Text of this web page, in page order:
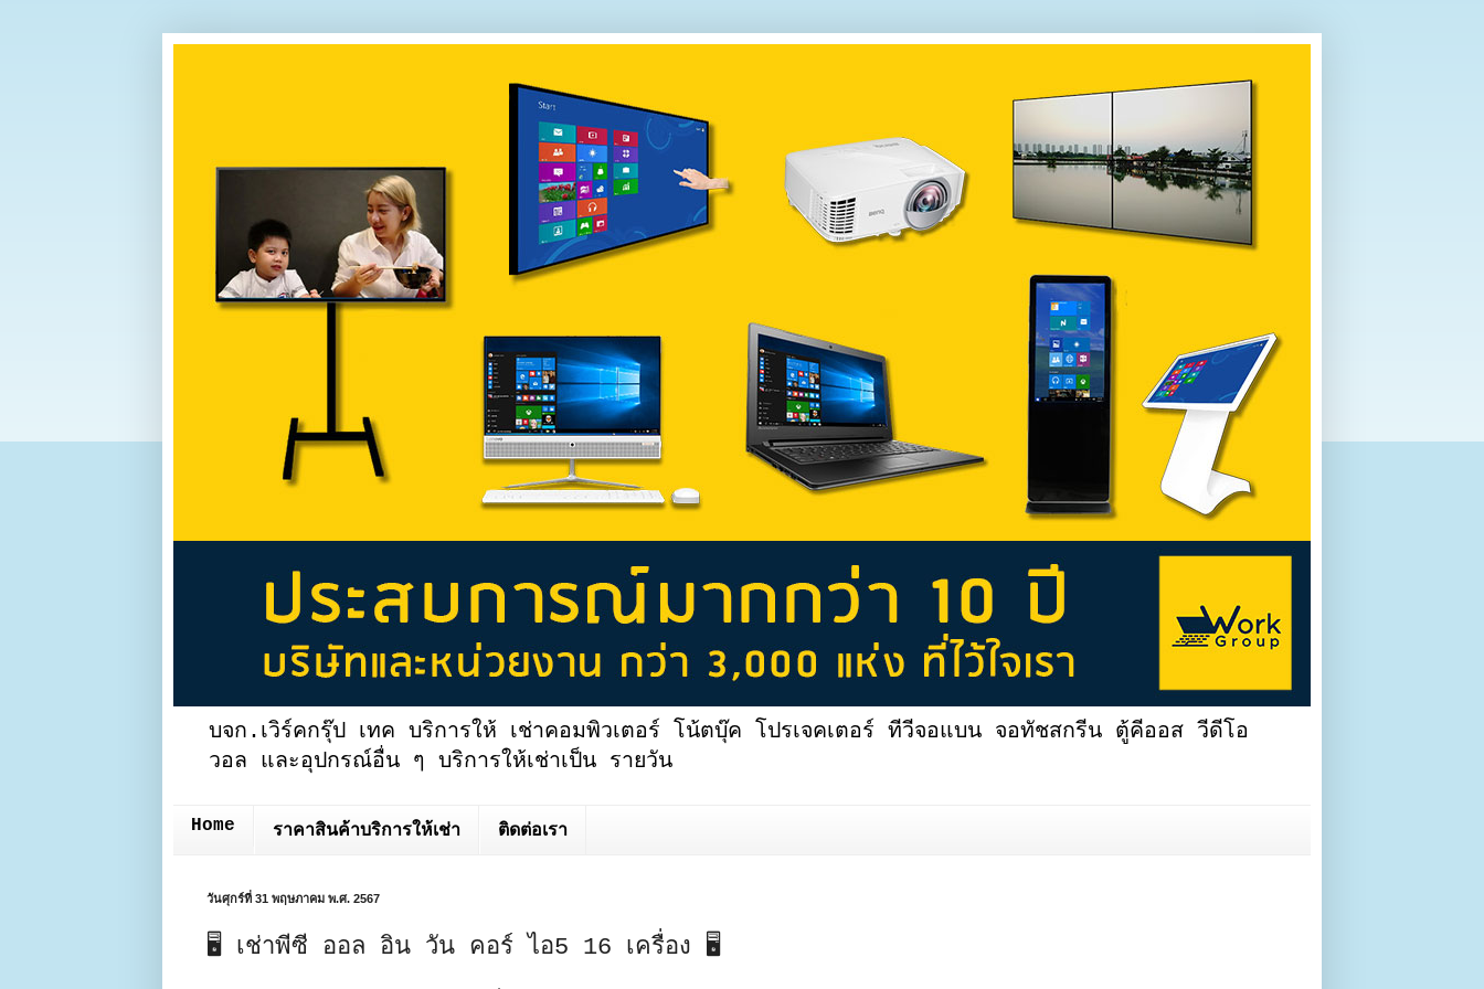
บจก.เวิร์คกรุ๊ป เทค บริการให้ เช่าคอมพิวเตอร์ โน้ตบุ๊ค โปรเจคเตอร์ ทีวีจอแบน จอทัชสกรีน ตู้คีออส วีดีโอ
วอล และอุปกรณ์อื่น ๆ บริการให้เช่าเป็น รายวัน
Home ราคาสินค้าบริการให้เช่า ติดต่อเรา
วันศุกร์ที่ 31 พฤษภาคม พ.ศ. 2567
🖥 เช่าพีซี ออล อิน วัน คอร์ ไอ5 16 เครื่อง 🖥